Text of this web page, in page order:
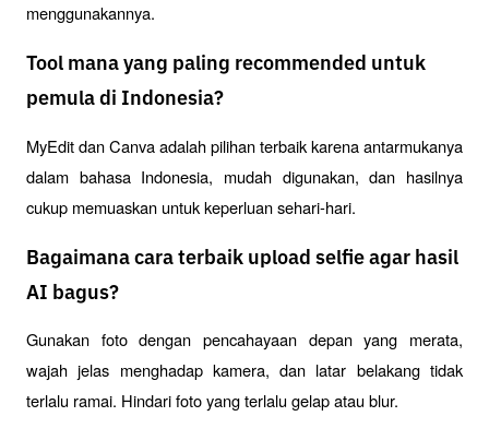
menggunakannya.
Tool mana yang paling recommended untuk
pemula di Indonesia?
MyEdit dan Canva adalah pilihan terbaik karena antarmukanya
dalam bahasa Indonesia, mudah digunakan, dan hasilnya
cukup memuaskan untuk keperluan sehari-hari.
Bagaimana cara terbaik upload selfie agar hasil
AI bagus?
Gunakan foto dengan pencahayaan depan yang merata,
wajah jelas menghadap kamera, dan latar belakang tidak
terlalu ramai. Hindari foto yang terlalu gelap atau blur.